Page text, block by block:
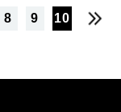
8 9 10